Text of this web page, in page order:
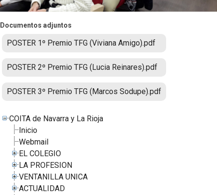
Documentos adjuntos
POSTER 1º Premio TFG (Viviana Amigo).pdf
POSTER 2º Premio TFG (Lucia Reinares).pdf
POSTER 3º Premio TFG (Marcos Sodupe).pdf
COITA de Navarra y La Rioja
Inicio
Webmail
EL COLEGIO
LA PROFESION
VENTANILLA UNICA
ACTUALIDAD